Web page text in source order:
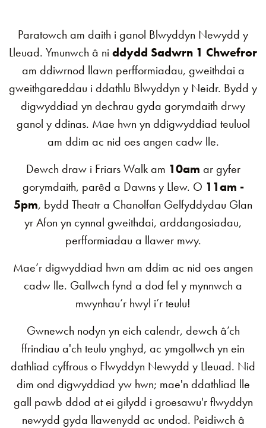
Paratowch am daith i ganol Blwyddyn Newydd y
Lleuad. Ymunwch â ni ddydd Sadwrn 1 Chwefror
am ddiwrnod llawn perfformiadau, gweithdai a
gweithgareddau i ddathlu Blwyddyn y Neidr. Bydd y
digwyddiad yn dechrau gyda gorymdaith drwy
ganol y ddinas. Mae hwn yn ddigwyddiad teuluol
am ddim ac nid oes angen cadw lle.
Dewch draw i Friars Walk am 10am ar gyfer
gorymdaith, parêd a Dawns y Llew. O 11am -
5pm, bydd Theatr a Chanolfan Gelfyddydau Glan
yr Afon yn cynnal gweithdai, arddangosiadau,
perfformiadau a llawer mwy.
Mae’r digwyddiad hwn am ddim ac nid oes angen
cadw lle. Gallwch fynd a dod fel y mynnwch a
mwynhau’r hwyl i’r teulu!
Gwnewch nodyn yn eich calendr, dewch â’ch
ffrindiau a'ch teulu ynghyd, ac ymgollwch yn ein
dathliad cyffrous o Flwyddyn Newydd y Lleuad. Nid
dim ond digwyddiad yw hwn; mae'n ddathliad lle
gall pawb ddod at ei gilydd i groesawu'r flwyddyn
newydd gyda llawenydd ac undod. Peidiwch â